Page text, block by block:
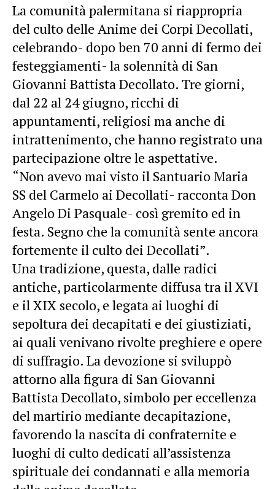
La comunitàpalermitana si riappropria
del culto delle Anime dei Corpi Decollati,
celebrando- dopo ben 70 anni di fermo dei
festeggiamenti- la solennità di San
Giovanni Battista Decollato. Tre giorni,
dal 22 al 24 giugno, ricchi di
appuntamenti, religiosi ma anche di
intrattenimento, che hanno registrato una
partecipazione oltre le aspettative.
“Non avevo mai visto il Santuario Maria
SS del Carmelo ai Decollati- racconta Don
Angelo Di Pasquale- così gremito ed in
festa. Segno che la comunità sente ancora
fortemente il culto dei Decollati”.
Una tradizione, questa, dalle radici
antiche, particolarmente diffusa tra il XVI
e il XIX secolo, e legata ai luoghi di
sepoltura dei decapitati e dei giustiziati,
ai quali venivano rivolte preghiere e opere
di suffragio. La devozione si sviluppò
attorno alla figura di San Giovanni
Battista Decollato, simbolo per eccellenza
del martirio mediante decapitazione,
favorendo la nascita di confraternite e
luoghi di culto dedicati all’assistenza
spirituale dei condannati e alla memoria